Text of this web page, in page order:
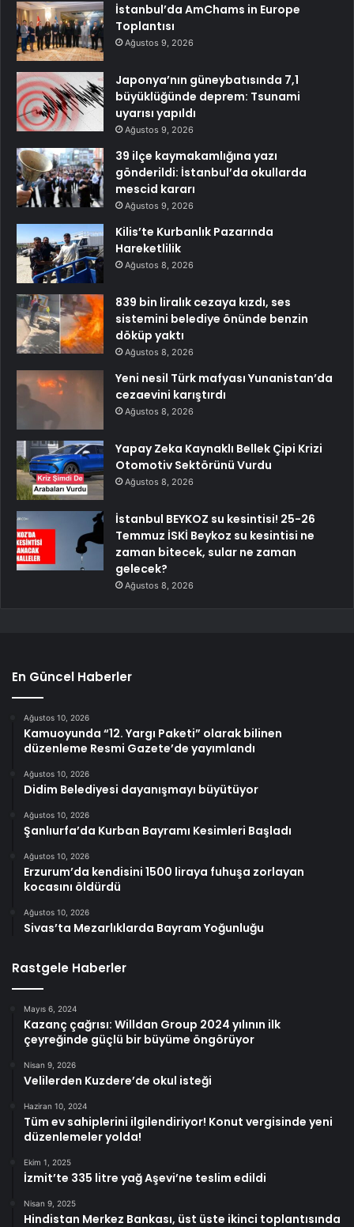
İstanbul’da AmChams in Europe
Toplantısı
Ağustos 9, 2026
Japonya’nın güneybatısında 7,1
büyüklüğünde deprem: Tsunami
uyarısı yapıldı
Ağustos 9, 2026
39 ilçe kaymakamlığına yazı
gönderildi: İstanbul’da okullarda
mescid kararı
Ağustos 9, 2026
Kilis’te Kurbanlık Pazarında
Hareketlilik
Ağustos 8, 2026
839 bin liralık cezaya kızdı, ses
sistemini belediye önünde benzin
döküp yaktı
Ağustos 8, 2026
Yeni nesil Türk mafyası Yunanistan’da
cezaevini karıştırdı
Ağustos 8, 2026
Yapay Zeka Kaynaklı Bellek Çipi Krizi
Otomotiv Sektörünü Vurdu
Ağustos 8, 2026
İstanbul BEYKOZ su kesintisi! 25-26
Temmuz İSKİ Beykoz su kesintisi ne
zaman bitecek, sular ne zaman
gelecek?
Ağustos 8, 2026
En Güncel Haberler
Ağustos 10, 2026
Kamuoyunda “12. Yargı Paketi” olarak bilinen
düzenleme Resmi Gazete’de yayımlandı
Ağustos 10, 2026
Didim Belediyesi dayanışmayı büyütüyor
Ağustos 10, 2026
Şanlıurfa’da Kurban Bayramı Kesimleri Başladı
Ağustos 10, 2026
Erzurum’da kendisini 1500 liraya fuhuşa zorlayan
kocasını öldürdü
Ağustos 10, 2026
Sivas’ta Mezarlıklarda Bayram Yoğunluğu
Rastgele Haberler
Mayıs 6, 2024
Kazanç çağrısı: Willdan Group 2024 yılının ilk
çeyreğinde güçlü bir büyüme öngörüyor
Nisan 9, 2026
Velilerden Kuzdere’de okul isteği
Haziran 10, 2024
Tüm ev sahiplerini ilgilendiriyor! Konut vergisinde yeni
düzenlemeler yolda!
Ekim 1, 2025
İzmit’te 335 litre yağ Aşevi’ne teslim edildi
Nisan 9, 2025
Hindistan Merkez Bankası, üst üste ikinci toplantısında